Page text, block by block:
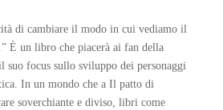
di cambiare il modo in cui vediamo il
È un libro che piacerà ai fan della
focus sullo sviluppo dei personaggi
In un mondo che a Il patto di
soverchiante e diviso, libri come